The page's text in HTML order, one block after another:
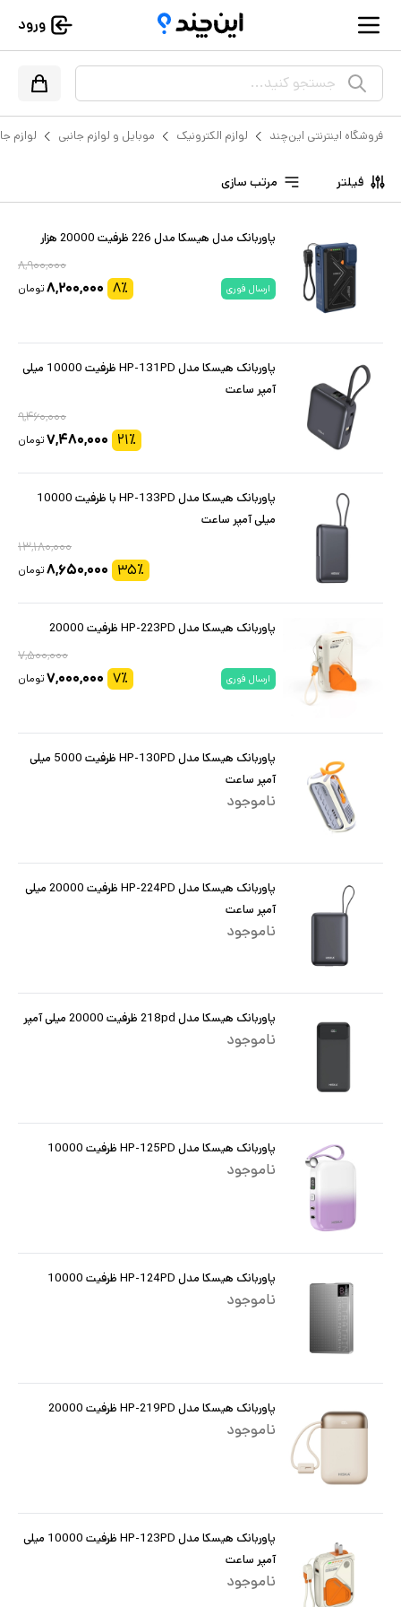
ورود
جستجو کنید...
فروشگاه اینترنتی این‌چند لوازم الکترونیک موبایل و لوازم جانبی لوازم
فیلتر مرتب سازی
پاوربانک مدل هیسکا مدل 226 ظرفیت 20000 هزار
۸,۹۰۰,۰۰۰
ارسال فوری ۸٪ ۸,۲۰۰,۰۰۰تومان
پاوربانک هیسکا مدل HP-131PD ظرفیت 10000 میلی
آمپر ساعت
۹,۴۶۰,۰۰۰
۲۱٪ ۷,۴۸۰,۰۰۰تومان
پاوربانک هیسکا مدل HP-133PD با ظرفیت 10000
میلی آمپر ساعت
۱۳,۱۸۰,۰۰۰
۳۵٪ ۸,۶۵۰,۰۰۰تومان
پاوربانک هیسکا مدل HP-223PD ظرفیت 20000
۷,۵۰۰,۰۰۰
ارسال فوری ۷٪ ۷,۰۰۰,۰۰۰تومان
پاوربانک هیسکا مدل HP-130PD ظرفیت 5000 میلی
آمپر ساعت
ناموجود
پاوربانک هیسکا مدل HP-224PD ظرفیت 20000 میلی
آمپر ساعت
ناموجود
پاوربانک هیسکا مدل 218pd ظرفیت 20000 میلی آمپر
ناموجود
پاوربانک هیسکا مدل HP-125PD ظرفیت 10000
ناموجود
پاوربانک هیسکا مدل HP-124PD ظرفیت 10000
ناموجود
پاوربانک هیسکا مدل HP-219PD ظرفیت 20000
ناموجود
پاوربانک هیسکا مدل HP-123PD ظرفیت 10000 میلی
آمپر ساعت
ناموجود